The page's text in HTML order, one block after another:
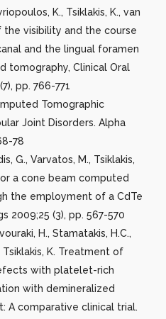
K., Tsiklakis, K., van
the visibility and the course
and the lingual foramen
tomography, Clinical Oral
pp. 766-771
Tomographic
Joint Disorders. Alpha
78
G., Varvatos, M., Tsiklakis,
a cone beam computed
the employment of a CdTe
2009;25 (3), pp. 567-570
H., Stamatakis, H.C.,
Tsiklakis, K. Treatment of
with platelet-rich
with demineralized
A comparative clinical trial.